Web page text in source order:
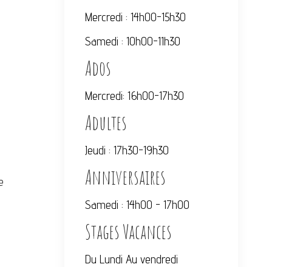
Mercredi : 14h00-15h30
Samedi : 10h00-11h30
Ados
Mercredi: 16h00-17h30
Adultes
Jeudi : 17h30-19h30
Anniversaires
Samedi : 14h00 - 17h00
Stages Vacances
Du Lundi Au vendredi